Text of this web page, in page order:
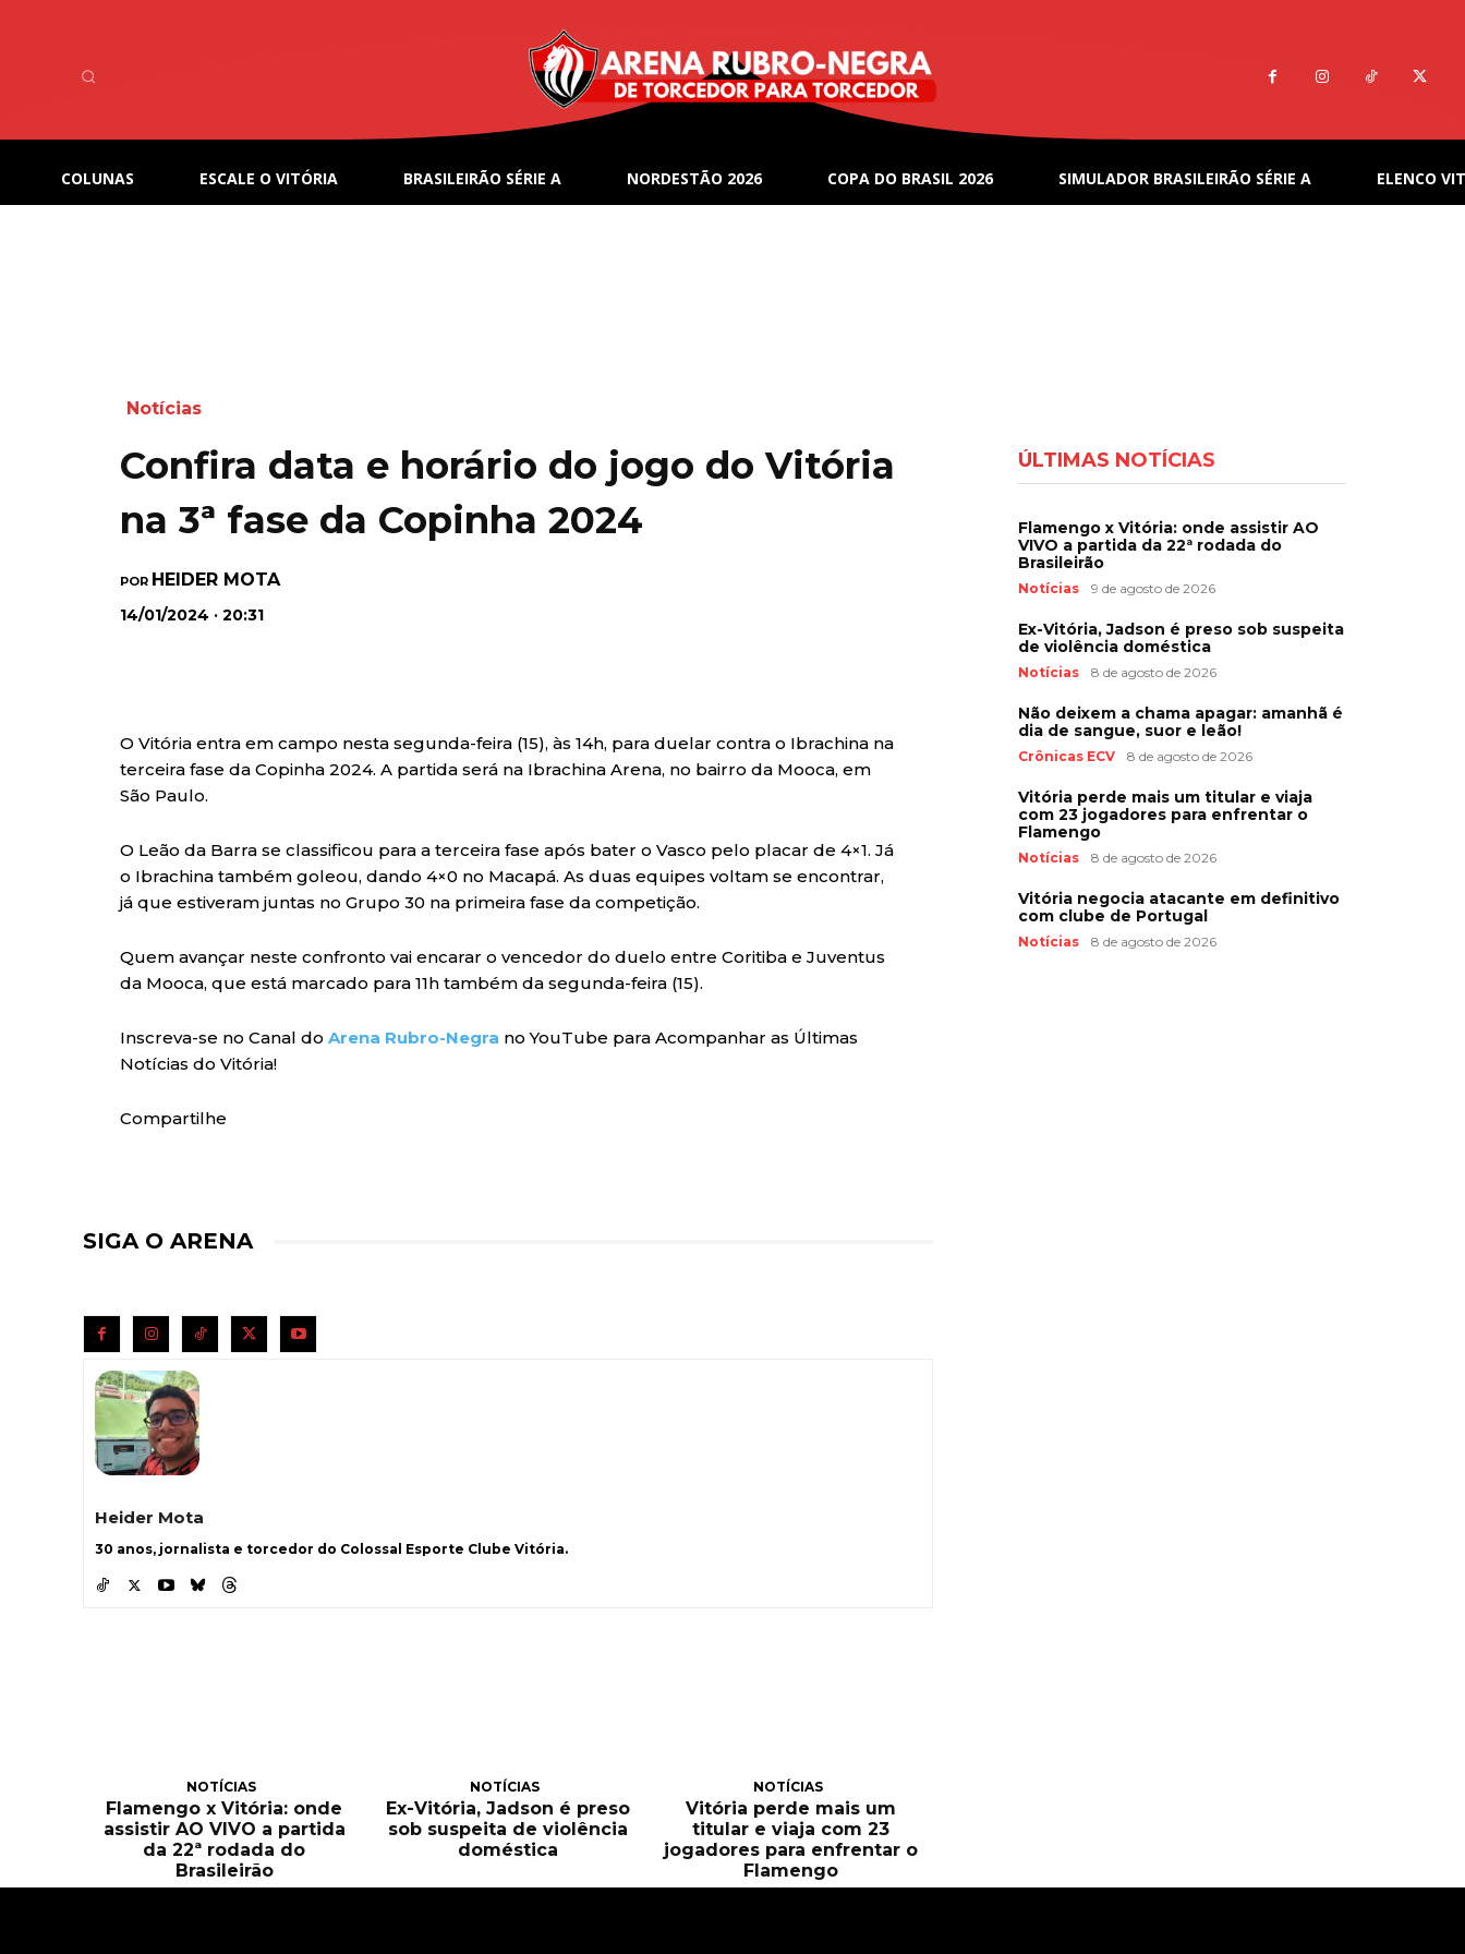
COLUNAS ESCALE O VITÓRIA BRASILEIRÃO SÉRIE A NORDESTÃO 2026 COPA DO BRASIL 2026 SIMULADOR BRASILEIRÃO SÉRIE A ELENCO
Notícias
Confira data e horário do jogo do Vitória
na 3ª fase da Copinha 2024
POR HEIDER MOTA
14/01/2024 · 20:31
O Vitória entra em campo nesta segunda-feira (15), às 14h, para duelar contra o Ibrachina na
terceira fase da Copinha 2024. A partida será na Ibrachina Arena, no bairro da Mooca, em
São Paulo.
O Leão da Barra se classificou para a terceira fase após bater o Vasco pelo placar de 4×1. Já
o Ibrachina também goleou, dando 4×0 no Macapá. As duas equipes voltam se encontrar,
já que estiveram juntas no Grupo 30 na primeira fase da competição.
Quem avançar neste confronto vai encarar o vencedor do duelo entre Coritiba e Juventus
da Mooca, que está marcado para 11h também da segunda-feira (15).
Inscreva-se no Canal do Arena Rubro-Negra no YouTube para Acompanhar as Últimas
Notícias do Vitória!
Compartilhe
SIGA O ARENA
Heider Mota
30 anos, jornalista e torcedor do Colossal Esporte Clube Vitória.
NOTÍCIAS
Flamengo x Vitória: onde
assistir AO VIVO a partida
da 22ª rodada do
Brasileirão
NOTÍCIAS
Ex-Vitória, Jadson é preso
sob suspeita de violência
doméstica
NOTÍCIAS
Vitória perde mais um
titular e viaja com 23
jogadores para enfrentar o
Flamengo
ÚLTIMAS NOTÍCIAS
Flamengo x Vitória: onde assistir AO
VIVO a partida da 22ª rodada do
Brasileirão
Notícias 9 de agosto de 2026
Ex-Vitória, Jadson é preso sob suspeita
de violência doméstica
Notícias 8 de agosto de 2026
Não deixem a chama apagar: amanhã é
dia de sangue, suor e leão!
Crônicas ECV 8 de agosto de 2026
Vitória perde mais um titular e viaja
com 23 jogadores para enfrentar o
Flamengo
Notícias 8 de agosto de 2026
Vitória negocia atacante em definitivo
com clube de Portugal
Notícias 8 de agosto de 2026